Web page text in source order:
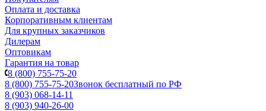
Оплата и доставка
Корпоративным клиентам
Для крупных заказчиков
Дилерам
Оптовикам
Гарантия на товар
8 (800) 755-75-20
8 (800) 755-75-20Звонок бесплатный по РФ
8 (903) 068-14-11
8 (903) 940-26-00